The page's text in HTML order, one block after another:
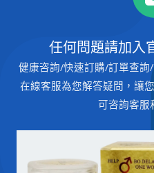
任何問題請加入
健康咨詢/快速訂購/訂單查
在線客服為您解答疑問，讓
可咨詢客服